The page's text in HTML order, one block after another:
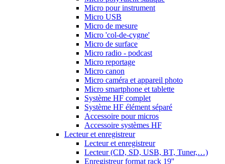
Micro pour instrument
Micro USB
Micro de mesure
Micro 'col-de-cygne'
Micro de surface
Micro radio - podcast
Micro reportage
Micro canon
Micro caméra et appareil photo
Micro smartphone et tablette
Système HF complet
Système HF élément séparé
Accessoire pour micros
Accessoire systèmes HF
Lecteur et enregistreur
Lecteur et enregistreur
Lecteur (CD, SD, USB, BT, Tuner,…)
Enregistreur format rack 19''